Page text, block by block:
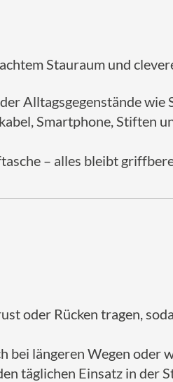
Stauraum und
Alltagsgegenstände wie
Smartphone, Stiften
– alles bleibt
oder Rücken tragen,
bei längeren Wegen oder
täglichen Einsatz in der